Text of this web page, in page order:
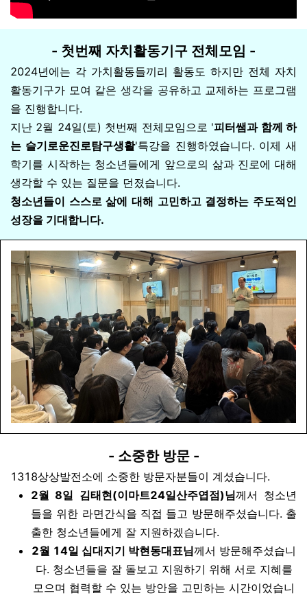
- 첫번째 자치활동기구 전체모임 -
2024년에는 각 가치활동들끼리 활동도 하지만 전체 자치
활동기구가 모여 같은 생각을 공유하고 교제하는 프로그램
을 진행합니다.
지난 2월 24일(토) 첫번째 전체모임으로 '피터쌤과 함께 하
는 슬기로운진로탐구생활'특강을 진행하였습니다. 이제 새
학기를 시작하는 청소년들에게 앞으로의 삶과 진로에 대해
생각할 수 있는 질문을 던졌습니다.
청소년들이 스스로 삶에 대해 고민하고 결정하는 주도적인
성장을 기대합니다.
- 소중한 방문 -
1318상상발전소에 소중한 방문자분들이 계셨습니다.
2월 8일 김태현(이마트24일산주엽점)님께서 청소년
들을 위한 라면간식을 직접 들고 방문해주셨습니다. 출
출한 청소년들에게 잘 지원하겠습니다.
2월 14일 십대지기 박현동대표님께서 방문해주셨습니
다. 청소년들을 잘 돌보고 지원하기 위해 서로 지혜를
모으며 협력할 수 있는 방안을 고민하는 시간이었습니